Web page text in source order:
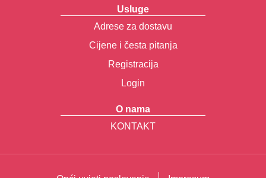
Usluge
Adrese za dostavu
Cijene i česta pitanja
Registracija
Login
O nama
KONTAKT